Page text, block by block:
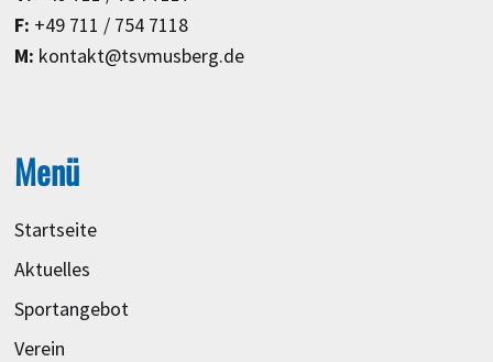
F: +49 711 / 754 7118
M: kontakt@tsvmusberg.de
Menü
Startseite
Aktuelles
Sportangebot
Verein